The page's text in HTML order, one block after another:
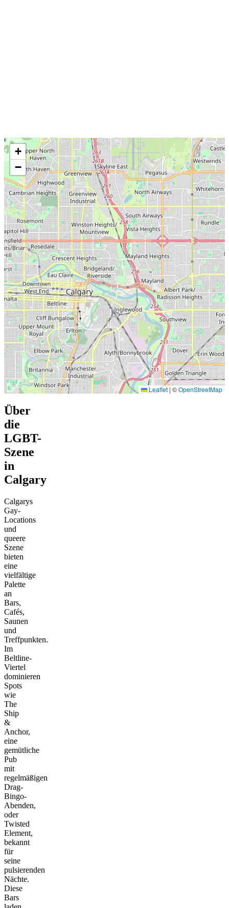
+
−
Leaflet |©OpenStreetMap
Über
die
LGBT-
Szene
in
Calgary
Calgarys
Gay-
Locations
und
queere
Szene
bieten
eine
vielfältige
Palette
an
Bars,
Cafés,
Saunen
und
Treffpunkten.
Im
Beltline-
Viertel
dominieren
Spots
wie
The
Ship
&
Anchor,
eine
gemütliche
Pub
mit
regelmäßigen
Drag-
Bingo-
Abenden,
oder
Twisted
Element,
bekannt
für
seine
pulsierenden
Nächte.
Diese
Bars